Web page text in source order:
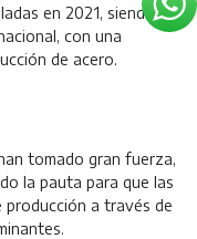
en 2021, siendo
con una
de acero.
tomado gran fuerza,
la pauta para que las
producción a través de